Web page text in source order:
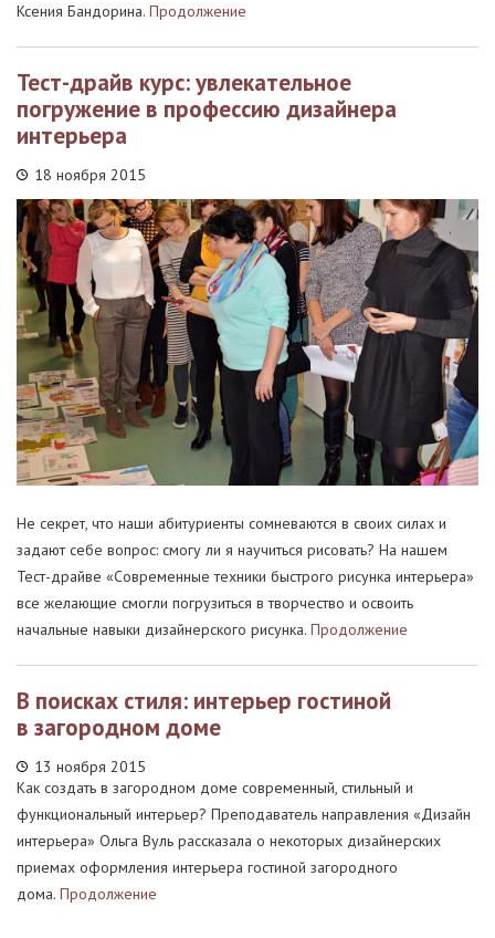
Ксения Бандорина. Продолжение
Тест-драйв курс: увлекательное
погружение в профессию дизайнера
интерьера
18 ноября 2015
Не секрет, что наши абитуриенты сомневаются в своих силах и
задают себе вопрос: смогу ли я научиться рисовать? На нашем
Тест-драйве «Современные техники быстрого рисунка интерьера»
все желающие смогли погрузиться в творчество и освоить
начальные навыки дизайнерского рисунка. Продолжение
В поисках стиля: интерьер гостиной
в загородном доме
13 ноября 2015
Как создать в загородном доме современный, стильный и
функциональный интерьер? Преподаватель направления «Дизайн
интерьера» Ольга Вуль рассказала о некоторых дизайнерских
приемах оформления интерьера гостиной загородного
дома. Продолжение